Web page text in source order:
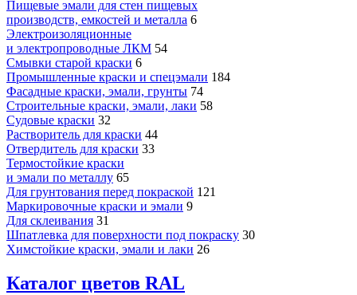
Пищевые эмали для стен пищевых
производств, емкостей и металла 6
Электроизоляционные
и электропроводные ЛКМ 54
Смывки старой краски 6
Промышленные краски и спецэмали 184
Фасадные краски, эмали, грунты 74
Строительные краски, эмали, лаки 58
Судовые краски 32
Растворитель для краски 44
Отвердитель для краски 33
Термостойкие краски
и эмали по металлу 65
Для грунтования перед покраской 121
Маркировочные краски и эмали 9
Для склеивания 31
Шпатлевка для поверхности под покраску 30
Химстойкие краски, эмали и лаки 26
Каталог цветов RAL